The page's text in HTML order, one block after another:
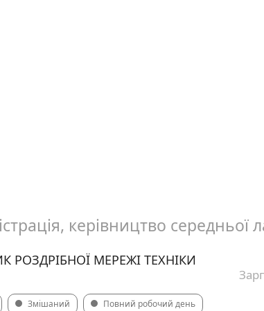
керівництво середньої
РОЗДРІБНОЇ МЕРЕЖІ ТЕХНІКИ
Змішаний Повний робочий день